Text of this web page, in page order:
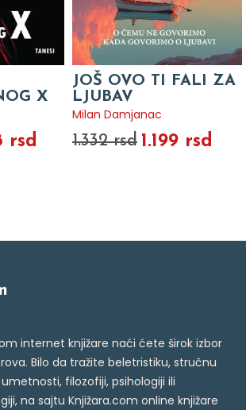
X
rsd
JOŠ OVO TI FALI ZA
LJUBAV
Milan Damjanac
1.332 rsd 1.199 rsd
internet knjižare naći ćete širok izbor
Bilo da tražite beletristiku, stručnu
filozofiji, psihologiji ili
na sajtu Knjižara.com online knjižare